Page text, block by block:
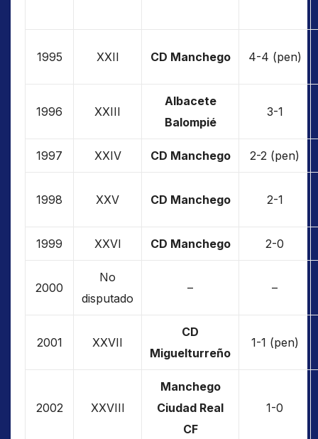
1995 XXII CD Manchego 4-4 (pen)
1996 XXIII
Albacete
Balompié
3-1
1997 XXIV CD Manchego 2-2 (pen)
1998 XXV CD Manchego 2-1
1999 XXVI CD Manchego 2-0
2000
No
disputado
– –
2001 XXVII
CD
Miguelturreño
1-1 (pen)
2002 XXVIII
Manchego
Ciudad Real
CF
1-0